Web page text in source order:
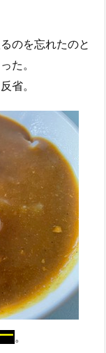
のを忘れたのと
た。
省。
。